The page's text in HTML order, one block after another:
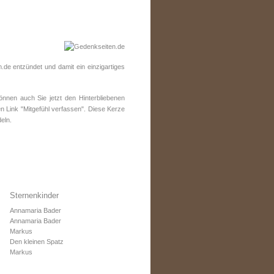
entzündet und damit ein einzigartiges
auch Sie jetzt den Hinterbliebenen
Link "Mitgefühl verfassen". Diese Kerze
Sternenkinder
Annamaria Bader
Annamaria Bader
Markus
Den kleinen Spatz
Markus